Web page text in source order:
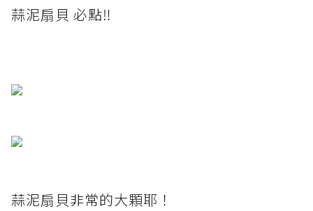
蒜泥扇貝 必點‼️
蒜泥扇貝非常的大顆耶！